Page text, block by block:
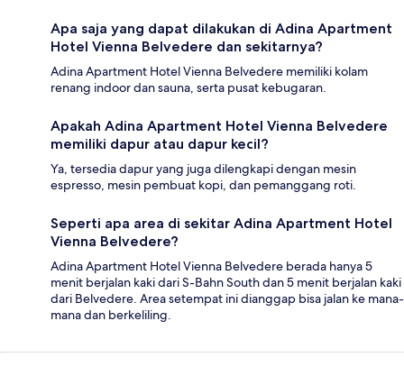
Apa saja yang dapat dilakukan di Adina Apartment
Hotel Vienna Belvedere dan sekitarnya?
Adina Apartment Hotel Vienna Belvedere memiliki kolam
renang indoor dan sauna, serta pusat kebugaran.
Apakah Adina Apartment Hotel Vienna Belvedere
memiliki dapur atau dapur kecil?
Ya, tersedia dapur yang juga dilengkapi dengan mesin
espresso, mesin pembuat kopi, dan pemanggang roti.
Seperti apa area di sekitar Adina Apartment Hotel
Vienna Belvedere?
Adina Apartment Hotel Vienna Belvedere berada hanya 5
menit berjalan kaki dari S-Bahn South dan 5 menit berjalan kaki
dari Belvedere. Area setempat ini dianggap bisa jalan ke mana-
mana dan berkeliling.